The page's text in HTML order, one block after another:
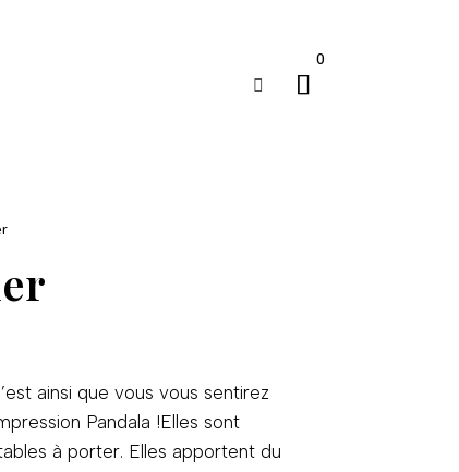

0
ainsi que vous vous sentirez
Pandala !Elles sont
à porter. Elles apportent du